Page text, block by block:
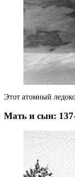
Этот атомный
Мать и сын: